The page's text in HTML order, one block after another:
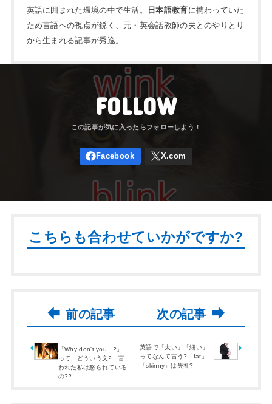
英語に囲まれた環境の中で生活。
日本語教育に携わっていた
ため言語への視点が鋭く、元・英会話教師の夫とのやりとり
から生まれる記事が秀逸。
FOLLOW
こちらも合わせていかがですか?
「Why don't you...?」
って、どういう文? 言
われた私は怒られている
の??
英語で「太い」「細い」
ってなんて言う?「fat」
「skinny」は失礼?